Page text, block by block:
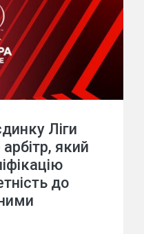
Ліги
який
до